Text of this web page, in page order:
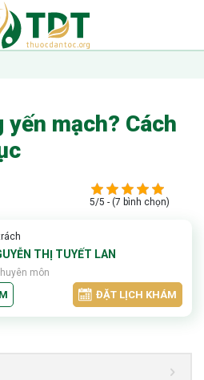
mạch? Cách
5/5 - (7 bình chọn)
THỊ TUYẾT LAN
môn
ĐẶT LỊCH KHÁM